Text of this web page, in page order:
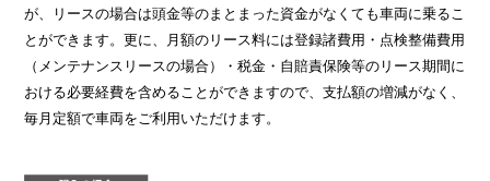
が、リースの場合は頭金等のまとまった資金がなくても車両に乗るこ
とができます。更に、月額のリース料には登録諸費用・点検整備費用
（メンテナンスリースの場合）・税金・自賠責保険等のリース期間に
おける必要経費を含めることができますので、支払額の増減がなく、
毎月定額で車両をご利用いただけます。